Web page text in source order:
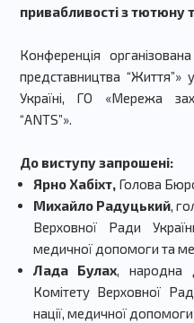
привабливості з тютюну
Конференція
представництва
Україні, ГО «Мережа
“ANTS”».
До виступу запрошені:
Ярно Хабіхт,Голова
Михайло Радуцький,
Верховної Ради
медичної допомоги та
Лада Булах, народна
Комітету Верховної
нації, медичної